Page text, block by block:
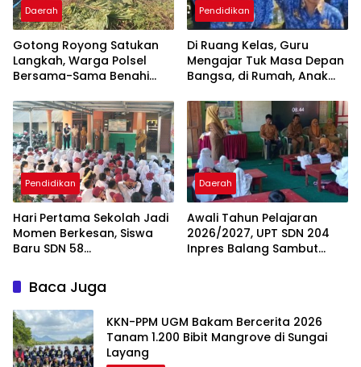
Daerah
Gotong Royong Satukan
Langkah, Warga Polsel
Bersama-Sama Benahi
Sambut HUT RI ke-81
Pendidikan
Di Ruang Kelas, Guru
Mengajar Tuk Masa Depan
Bangsa, di Rumah, Anak
Belum Dibayar
Pendidikan
Hari Pertama Sekolah Jadi
Momen Berkesan, Siswa
Baru SDN 58
Beradaptasi
Daerah
Awali Tahun Pelajaran
2026/2027, UPT SDN 204
Inpres Balang Sambut
Baca Juga
KKN-PPM UGM Bakam Bercerita 2026
Tanam 1.200 Bibit Mangrove di Sungai
Layang